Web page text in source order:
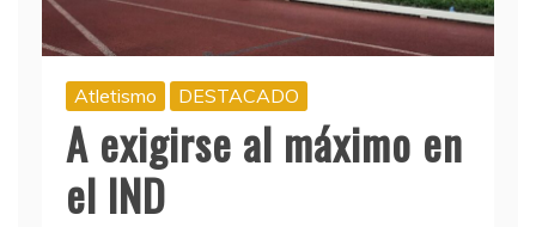
Atletismo DESTACADO
A exigirse al máximo en
el IND